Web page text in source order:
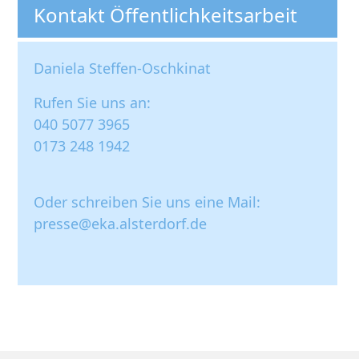
Kontakt Öffentlichkeitsarbeit
Daniela Steffen-Oschkinat
Rufen Sie uns an:
040 5077 3965
0173 248 1942
Oder schreiben Sie uns eine Mail:
presse@eka.alsterdorf.de